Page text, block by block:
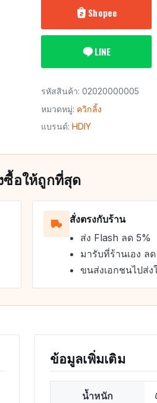
Shopee
LINE
รหัสสินค้า: 02020000005
หมวดหมู่: ควิกลิ้ง
แบรนด์: HDIY
ซื้อให้ถูกที่สุด
สั่งตรงกับร้าน
ส่ง Flash ลด 5%
มารับที่ร้านเอง ลด
ขนส่งเอกชนไปส่
ข้อมูลเพิ่มเติม
น้ำหนัก